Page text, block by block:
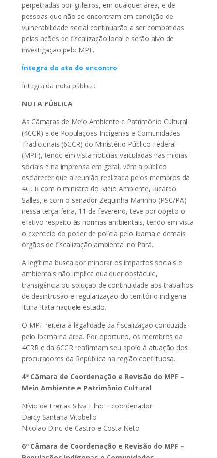
perpetradas por grileiros, em qualquer área, e de
pessoas que não se encontram em condição de
vulnerabilidade social continuarão a ser combatidas
pelas ações de fiscalização local e serão alvo de
investigação pelo MPF.
Íntegra da ata do encontro
Íntegra da nota pública:
NOTA PÚBLICA
As Câmaras de Meio Ambiente e Patrimônio Cultural
(4CCR) e de Populações Indígenas e Comunidades
Tradicionais (6CCR) do Ministério Público Federal
(MPF), tendo em vista notícias veiculadas nas mídias
sociais e na imprensa em geral, vêm a público
esclarecer que a reunião realizada pelos membros da
4CCR com o ministro do Meio Ambiente, Ricardo
Salles, e com o senador Zequinha Marinho (PSC/PA)
nessa terça-feira, 11 de fevereiro, teve por objeto o
efetivo respeito às normas ambientais, tendo em vista
o exercício do poder de polícia pelo Ibama e demais
órgãos de fiscalização ambiental no Pará.
A legítima busca por minorar os impactos sociais e
ambientais não implica qualquer obstáculo,
transigência ou solução de continuidade aos trabalhos
de desintrusão e regularização do território indígena
Ituna Itatá naquele estado.
O MPF reitera a legalidade da fiscalização conduzida
pelo Ibama na área. Por oportuno, os membros da
4CRR e da 6CCR reafirmam seu apoio à atuação dos
procuradores da República na região conflituosa.
4ª Câmara de Coordenação e Revisão do MPF –
Meio Ambiente e Patrimônio Cultural
Nívio de Freitas Silva Filho – coordenador
Darcy Santana Vitobello
Nicolao Dino de Castro e Costa Neto
6ª Câmara de Coordenação e Revisão do MPF –